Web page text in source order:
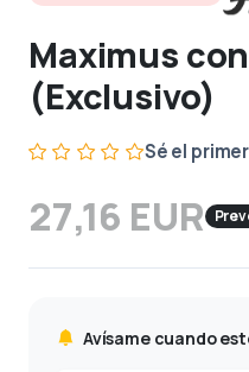
Maximus
(Exclusivo)
Sé el
27,16 EUR
Avísame cuando